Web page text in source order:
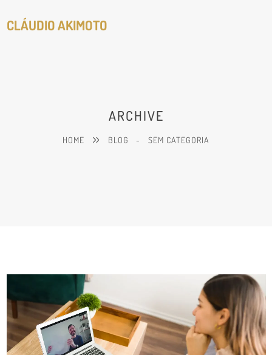
CLÁUDIO AKIMOTO
ARCHIVE
HOME BLOG - SEM CATEGORIA